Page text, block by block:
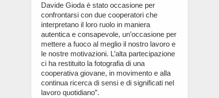
Davide Gioda è stato occasione per
confrontarsi con due cooperatori che
interpretano il loro ruolo in maniera
autentica e consapevole, un’occasione per
mettere a fuoco al meglio il nostro lavoro e
le nostre motivazioni. L’alta partecipazione
ci ha restituito la fotografia di una
cooperativa giovane, in movimento e alla
continua ricerca di sensi e di significati nel
lavoro quotidiano”.